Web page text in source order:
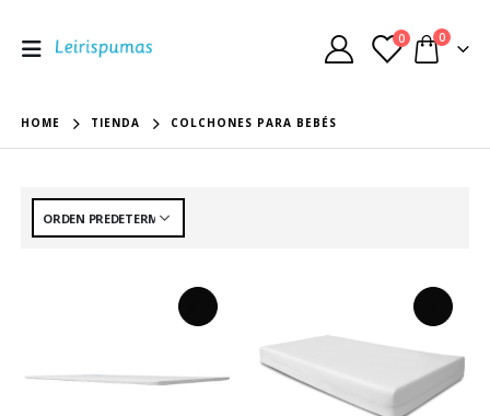
0 0
HOME TIENDA COLCHONES PARA BEBÉS